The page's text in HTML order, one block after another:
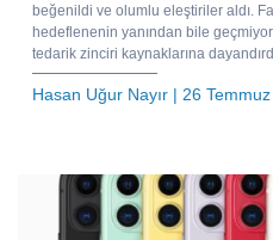
beğenildi ve olumlu eleştiriler aldı.
hedeflenenin yanından bile
tedarik zinciri kaynaklarına
Hasan Uğur Nayır | 26